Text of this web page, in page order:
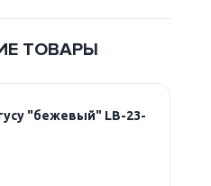
ТОВАРЫ
"бежевый" LB-23-